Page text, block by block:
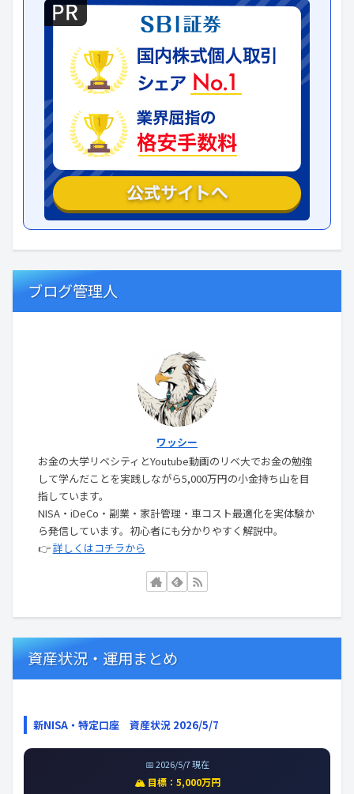
ブログ管理人
ワッシー
お金の大学リベシティとYoutube動画のリベ大でお金の勉強
して学んだことを実践しながら5,000万円の小金持ち山を目
指しています。
NISA・iDeCo・副業・家計管理・車コスト最適化を実体験か
ら発信しています。初心者にも分かりやすく解説中。
👉詳しくはコチラから
資産状況・運用まとめ
新NISA・特定口座 資産状況 2026/5/7
📅 2026/5/7 現在
🏔️ 目標：5,000万円